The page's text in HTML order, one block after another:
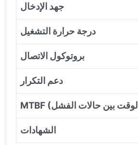
جهد الإدخال
درجة حرارة التشغيل
بروتوكول الاتصال
دعم التكرار
الشهادات